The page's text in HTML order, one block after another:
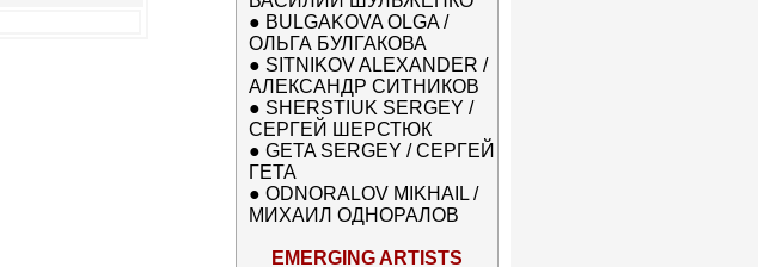
● BULGAKOVA OLGA /
ОЛЬГА БУЛГАКОВА
● SITNIKOV ALEXANDER /
АЛЕКСАНДР СИТНИКОВ
● SHERSTIUK SERGEY /
СЕРГЕЙ ШЕРСТЮК
● GETA SERGEY / СЕРГЕЙ
ГЕТА
● ODNORALOV MIKHAIL /
МИХАИЛ ОДНОРАЛОВ
EMERGING ARTISTS